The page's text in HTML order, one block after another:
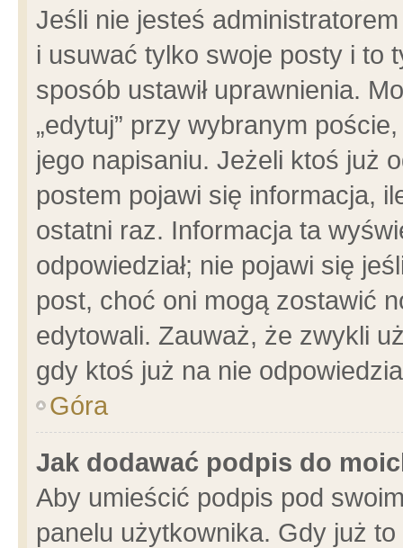
Jeśli nie jesteś
i usuwać tylko swoje posty i to
sposób ustawił uprawnienia.
„edytuj” przy wybranym
jego napisaniu. Jeżeli ktoś już
postem pojawi się informacja,
ostatni raz. Informacja ta
odpowiedział; nie pojawi się
post, choć oni mogą zostawić
edytowali. Zauważ, że zwykli
gdy ktoś już na nie
Góra
Jak dodawać podpis do
Aby umieścić podpis pod
panelu użytkownika. Gdy już